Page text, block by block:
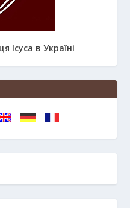
Ісуса в Україні